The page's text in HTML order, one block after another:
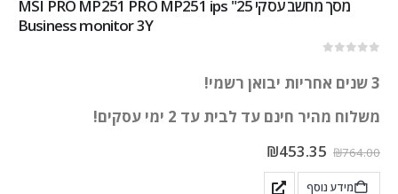
מסך מחשב עסקי 25" MSI PRO MP251 PRO MP251 ips
Business monitor 3Y
3 שנים אחריות יבואן רשמי!
משלוח מהיר חינם עד לבית עד 2 ימי עסקים!
₪764.00
₪453.35
מידע נוסף